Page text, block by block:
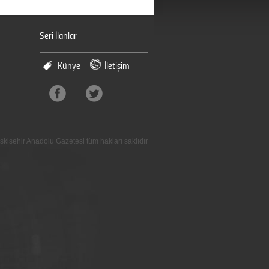
Seri İlanlar
Künye İletişim
Anadolu Gazetesi tüm hakları saklıdır